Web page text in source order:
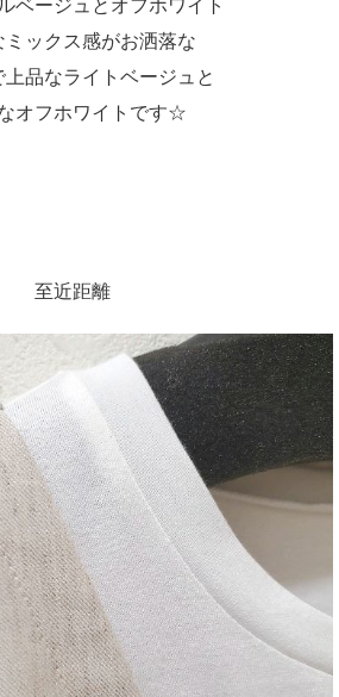
ベージュとオフホワイト
ミックス感がお洒落な
上品なライトベージュと
オフホワイトです☆
至近距離